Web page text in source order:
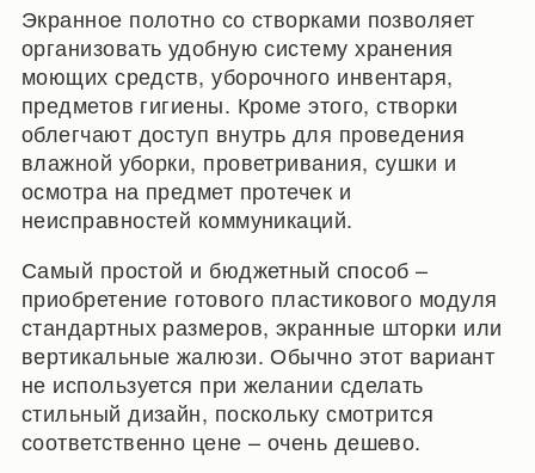
Экранное полотно со створками позволяет
организовать удобную систему хранения
моющих средств, уборочного инвентаря,
предметов гигиены. Кроме этого, створки
облегчают доступ внутрь для проведения
влажной уборки, проветривания, сушки и
осмотра на предмет протечек и
неисправностей коммуникаций.
Самый простой и бюджетный способ –
приобретение готового пластикового модуля
стандартных размеров, экранные шторки или
вертикальные жалюзи. Обычно этот вариант
не используется при желании сделать
стильный дизайн, поскольку смотрится
соответственно цене – очень дешево.